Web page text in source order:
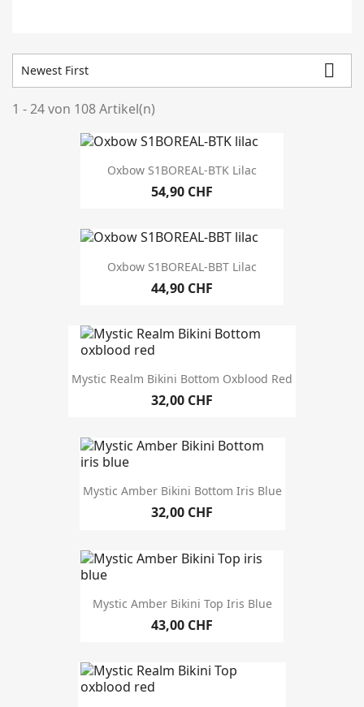
Nur Ausverkauf 96
Bestseller 34
108
Jahrgang
Geschlecht
61
Grösse Damen
41
64
16
MORE FILTERS
Newest First 
1 - 24 von 108 Artikel(n)
Oxbow S1BOREAL-BTK Lilac
54,90 CHF
Oxbow S1BOREAL-BBT Lilac
44,90 CHF
Mystic Realm Bikini Bottom Oxblood Red
32,00 CHF
Mystic Amber Bikini Bottom Iris Blue
32,00 CHF
Mystic Amber Bikini Top Iris Blue
43,00 CHF